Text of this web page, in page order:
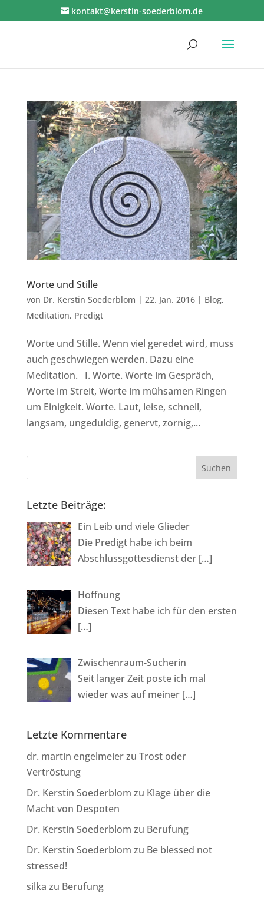
kontakt@kerstin-soederblom.de
Worte und Stille
von Dr. Kerstin Soederblom | 22. Jan. 2016| Blog,
Meditation, Predigt
Worte und Stille. Wenn viel geredet wird, muss
auch geschwiegen werden. Dazu eine
Meditation. I. Worte. Worte im Gespräch,
Worte im Streit, Worte im mühsamen Ringen
um Einigkeit. Worte. Laut, leise, schnell,
langsam, ungeduldig, genervt, zornig,...
Letzte Beiträge:
Ein Leib und viele Glieder
Die Predigt habe ich beim
Abschlussgottesdienst der […]
Hoffnung
Diesen Text habe ich für den ersten
[…]
Zwischenraum-Sucherin
Seit langer Zeit poste ich mal
wieder was auf meiner […]
Letzte Kommentare
dr. martin engelmeierzu Trost oder
Vertröstung
Dr. Kerstin Soederblom zu Klage über die
Macht von Despoten
Dr. Kerstin Soederblom zu Berufung
Dr. Kerstin Soederblom zu Be blessed not
stressed!
silka zu Berufung